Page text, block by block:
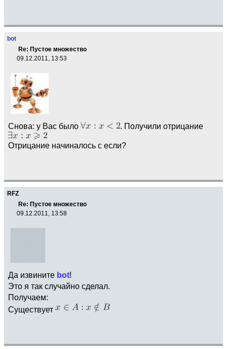
bot
Re: Пустое множество
09.12.2011, 13:53
Снова: у Вас было . Получили отрицание
Отрицание начиналось с если?
RFZ
Re: Пустое множество
09.12.2011, 13:58
Да извините bot!
Это я так случайно сделал.
Получаем:
Существует